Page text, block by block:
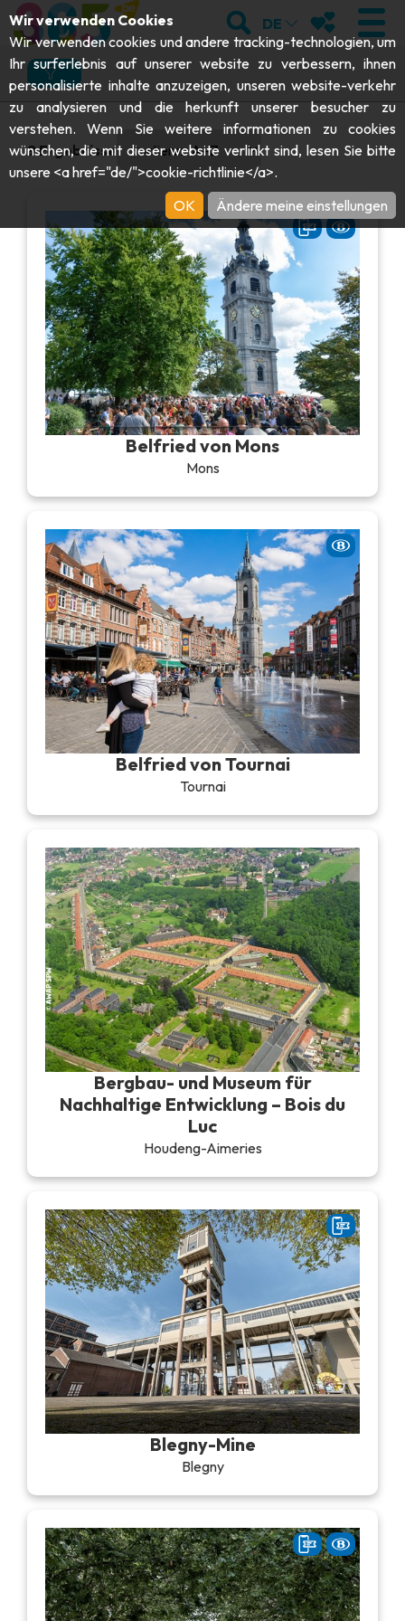
BESUCHEN
Abteien & Religiöse Monumente
Kunst
Handwerk & Know-how
Schlösser, Zitadellen & Belfriede
Folklore & Lokale Geschichte
Geschichte
Wissenschaftsparks
Industrie- & Technikerbe
Regionalprodukte
Gedächtnistourismus
UNESCO erbe
ENTDECKEN
Garten, Parks & Naturstätten
Aquarien, Tierparks & Zoos
SICH BEWEGEN
Touristen-& Kreuzfahrt-Schiffe
Draisinen & Touristenzüge
Kajaks
Abenteuerparks
Themen- und Freizeitpark
Unterhaltungs-& Aqua-Parks
VERANSTALTUNGEN
DIE BESTEN AKTIVITÄTEN FÜR
DIESEN SOMMER
GUIDE DOWNLOADEN
SUCHEN
DE MEINE
Was Wo Wie Wann
Was möchten Sie tun?
0 results available. Select is focused , press Down to open
Besuchen
Und genauer gesagt?
UNESCO erbe
Ich wähle mein Erlebnis oder meine Attraktion
Ich wähle mein Erlebnis oder meine Attraktion
ERFAHRUNGEN ANZEIGEN
9Ergebnisse
Belfried von Mons
Mons
Belfried von Tournai
Tournai
Bergbau- und Museum für
Nachhaltige Entwicklung – Bois du
Luc
Houdeng-Aimeries
Blegny-Mine
Blegny
Wir verwenden Cookies
Wir verwenden cookies und andere tracking-technologien, um
Ihr surferlebnis auf unserer website zu verbessern, ihnen
personalisierte inhalte anzuzeigen, unseren website-verkehr
zu analysieren und die herkunft unserer besucher zu
verstehen. Wenn Sie weitere informationen zu cookies
wünschen, die mit dieser website verlinkt sind, lesen Sie bitte
unsere <a href="de/">cookie-richtlinie</a>.
OK
Ändere meine einstellungen